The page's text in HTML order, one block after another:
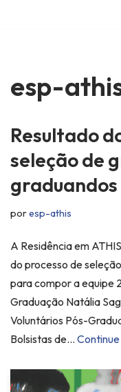
conteúdo
esp-
Resultado
seleção de
graduandos
poresp-athis
A Residência em
do processo de
para compor a equipe
Graduação Natália
Voluntários Pós-
Bolsistas de… Continue